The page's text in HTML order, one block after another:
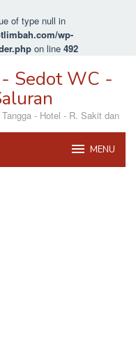
of type null in
wp-
on line 492
- Sedot WC -
- Hotel - R. Sakit dan
MENU